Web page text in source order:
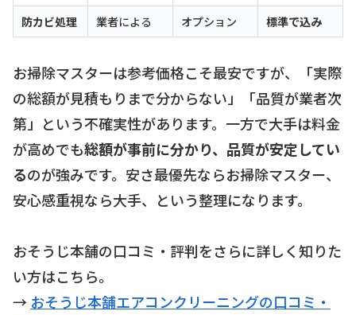
防カビ処理 業者による オプション 標準で込み
お掃除マスターは参考価格こそ最安ですが、「実際
の総額が見積もりまで分からない」「品質が業者次
第」という不確実性があります。一方で大手は料金
が高めでも総額が事前に分かり、品質が安定してい
るのが強みです。安さ最優先ならお掃除マスター、
安心感重視なら大手、という整理になります。
おそうじ本舗の口コミ・評判をさらに詳しく知りた
い方はこちら。
→ おそうじ本舗エアコンクリーニングの口コミ・